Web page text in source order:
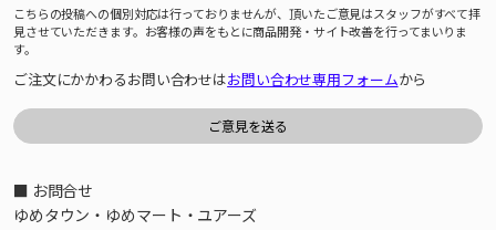
こちらの投稿への個別対応は行っておりませんが、頂いたご意見はスタッフがすべて拝
見させていただきます。お客様の声をもとに商品開発・サイト改善を行ってまいりま
す。
ご注文にかかわるお問い合わせはお問い合わせ専用フォームから
■ お問合せ
ゆめタウン・ゆめマート・ユアーズ